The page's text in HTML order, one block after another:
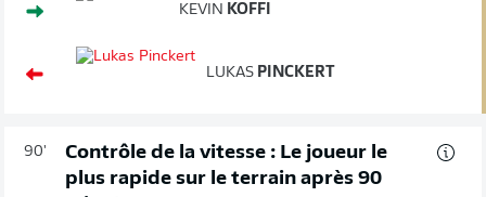
KEVIN KOFFI
LUKAS PINCKERT
90'
Contrôle de la vitesse : Le joueur le
plus rapide sur le terrain après 90